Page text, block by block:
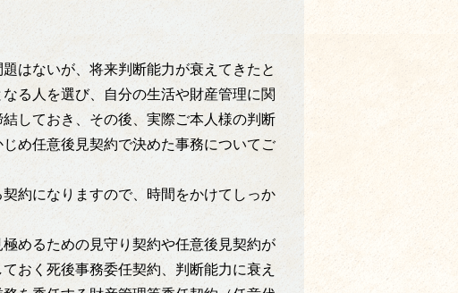
はないが、将来判断能力が衰えてきたと
る人を選び、自分の生活や財産管理に関
しておき、その後、実際ご本人様の判断
め任意後見契約で決めた事務についてご
約になりますので、時間をかけてしっか
めるための見守り契約や任意後見契約が
おく死後事務委任契約、判断能力に衰え